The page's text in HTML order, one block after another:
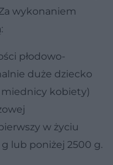
wykonaniem
płodowo-
duże dziecko
kobiety)
w życiu
lub poniżej 2500 g.